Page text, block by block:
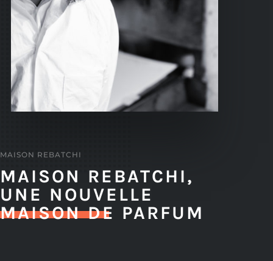
MAISON REBATCHI
MAISON REBATCHI,
UNE NOUVELLE
MAISON DE PARFUM